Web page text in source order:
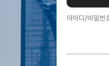
아이디/비밀번